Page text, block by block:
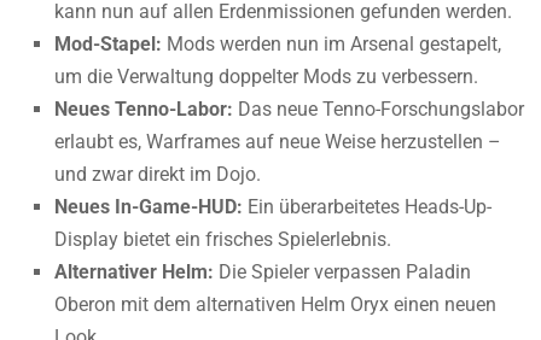
kann nun auf allen Erdenmissionen gefunden werden.
Mod-Stapel: Mods werden nun im Arsenal gestapelt,
um die Verwaltung doppelter Mods zu verbessern.
Neues Tenno-Labor: Das neue Tenno-Forschungslabor
erlaubt es, Warframes auf neue Weise herzustellen –
und zwar direkt im Dojo.
Neues In-Game-HUD: Ein überarbeitetes Heads-Up-
Display bietet ein frisches Spielerlebnis.
Alternativer Helm: Die Spieler verpassen Paladin
Oberon mit dem alternativen Helm Oryx einen neuen